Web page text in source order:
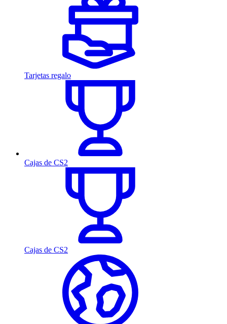
Tarjetas regalo
Cajas de CS2
Cajas de CS2